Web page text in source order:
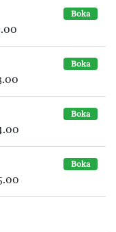
Boka
Boka
Boka
Boka